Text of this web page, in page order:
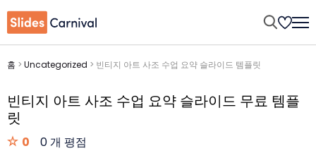
홈 > Uncategorized > 빈티지 아트 사조 수업 요약 슬라이드 템플릿
빈티지 아트 사조 수업 요약 슬라이드 무료 템플
릿
0 0 개 평점